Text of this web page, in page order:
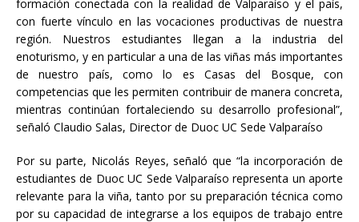
formación conectada con la realidad de Valparaíso y el país,
con fuerte vínculo en las vocaciones productivas de nuestra
región. Nuestros estudiantes llegan a la industria del
enoturismo, y en particular a una de las viñas más importantes
de nuestro país, como lo es Casas del Bosque, con
competencias que les permiten contribuir de manera concreta,
mientras continúan fortaleciendo su desarrollo profesional”,
señaló Claudio Salas, Director de Duoc UC Sede Valparaíso
Por su parte, Nicolás Reyes, señaló que “la incorporación de
estudiantes de Duoc UC Sede Valparaíso representa un aporte
relevante para la viña, tanto por su preparación técnica como
por su capacidad de integrarse a los equipos de trabajo entre